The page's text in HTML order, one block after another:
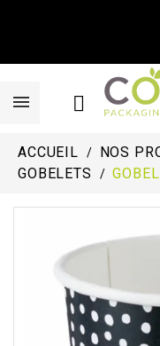
ACCUEIL NOS
GOBELETS